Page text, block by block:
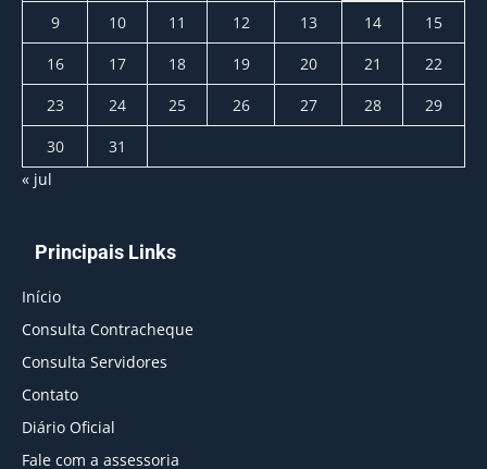
9
10 11 12 13 14
15
16
17 18 19 20 21
22
23
24 25 26 27 28
29
30
31
« jul
Principais Links
Início
Consulta Contracheque
Consulta Servidores
Contato
Diário Oficial
Fale com a assessoria